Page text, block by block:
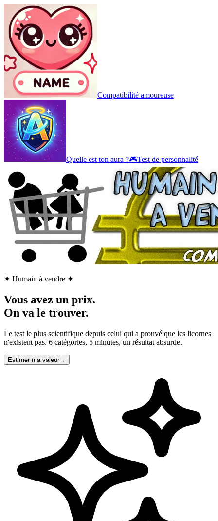
Compatibilité amoureuse
Quelle est ton aura ?🎮Test de personnalité
✦ Humain à vendre ✦
Vous avez un prix.
On va le trouver.
Le test le plus scientifique depuis celui qui a prouvé que les licornes
n'existent pas. 6 catégories, 5 minutes, un résultat absurde.
Estimer ma valeur→